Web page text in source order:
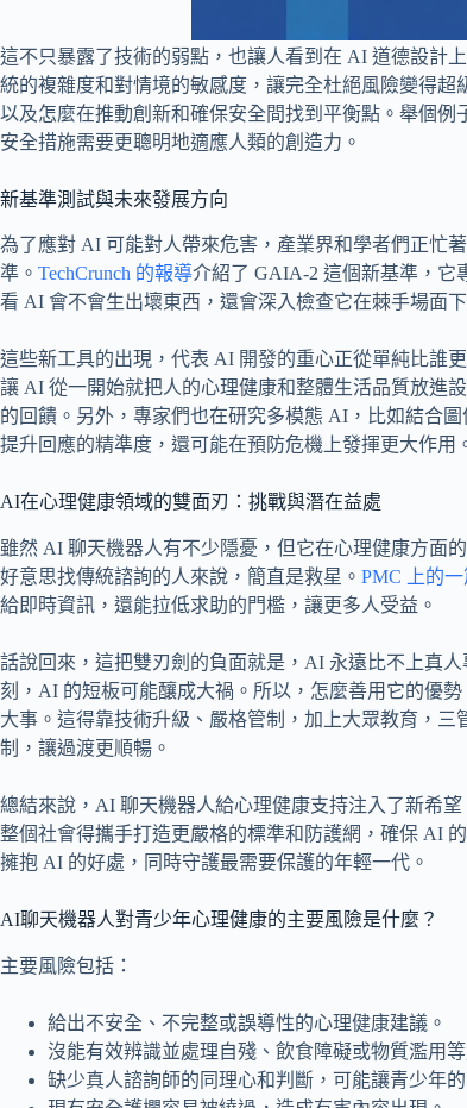
這不只暴露了技術的弱點，也讓人看到在 AI 道德設計
統的複雜度和對情境的敏感度，讓完全杜絕風險變得
以及怎麼在推動創新和確保安全間找到平衡點。舉個
安全措施需要更聰明地適應人類的創造力。
新基準測試與未來發展方向
為了應對 AI 可能對人帶來危害，產業界和學者們正忙
準。 TechCrunch 的報導介紹了 GAIA-2 這個新基準，它
看 AI 會不會生出壞東西，還會深入檢查它在棘手場面
這些新工具的出現，代表 AI 開發的重心正從單純比誰
讓 AI 從一開始就把人的心理健康和整體生活品質放進
的回饋。另外，專家們也在研究多模態 AI，比如結合
提升回應的精準度，還可能在預防危機上發揮更大作用
AI在心理健康領域的雙面刃：挑戰與潛在益處
雖然 AI 聊天機器人有不少隱憂，但它在心理健康方面
好意思找傳統諮詢的人來說，簡直是救星。 PMC 上的
給即時資訊，還能拉低求助的門檻，讓更多人受益。
話說回來，這把雙刃劍的負面就是，AI 永遠比不上真
刻，AI 的短板可能釀成大禍。所以，怎麼善用它的優
大事。這得靠技術升級、嚴格管制，加上大眾教育，
制，讓過渡更順暢。
總結來說，AI 聊天機器人給心理健康支持注入了新希
整個社會得攜手打造更嚴格的標準和防護網，確保 AI
擁抱 AI 的好處，同時守護最需要保護的年輕一代。
AI聊天機器人對青少年心理健康的主要風險是什麼？
主要風險包括：
給出不安全、不完整或誤導性的心理健康建議。
沒能有效辨識並處理自殘、飲食障礙或物質濫用等
缺少真人諮詢師的同理心和判斷，可能讓青少年的